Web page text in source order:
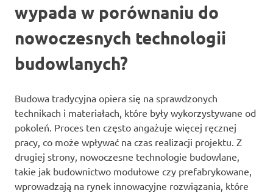
wypada w porównaniu do
nowoczesnych technologii
budowlanych?
Budowa tradycyjna opiera się na sprawdzonych
technikach i materiałach, które były wykorzystywane od
pokoleń. Proces ten często angażuje więcej ręcznej
pracy, co może wpływać na czas realizacji projektu. Z
drugiej strony, nowoczesne technologie budowlane,
takie jak budownictwo modułowe czy prefabrykowane,
wprowadzają na rynek innowacyjne rozwiązania, które